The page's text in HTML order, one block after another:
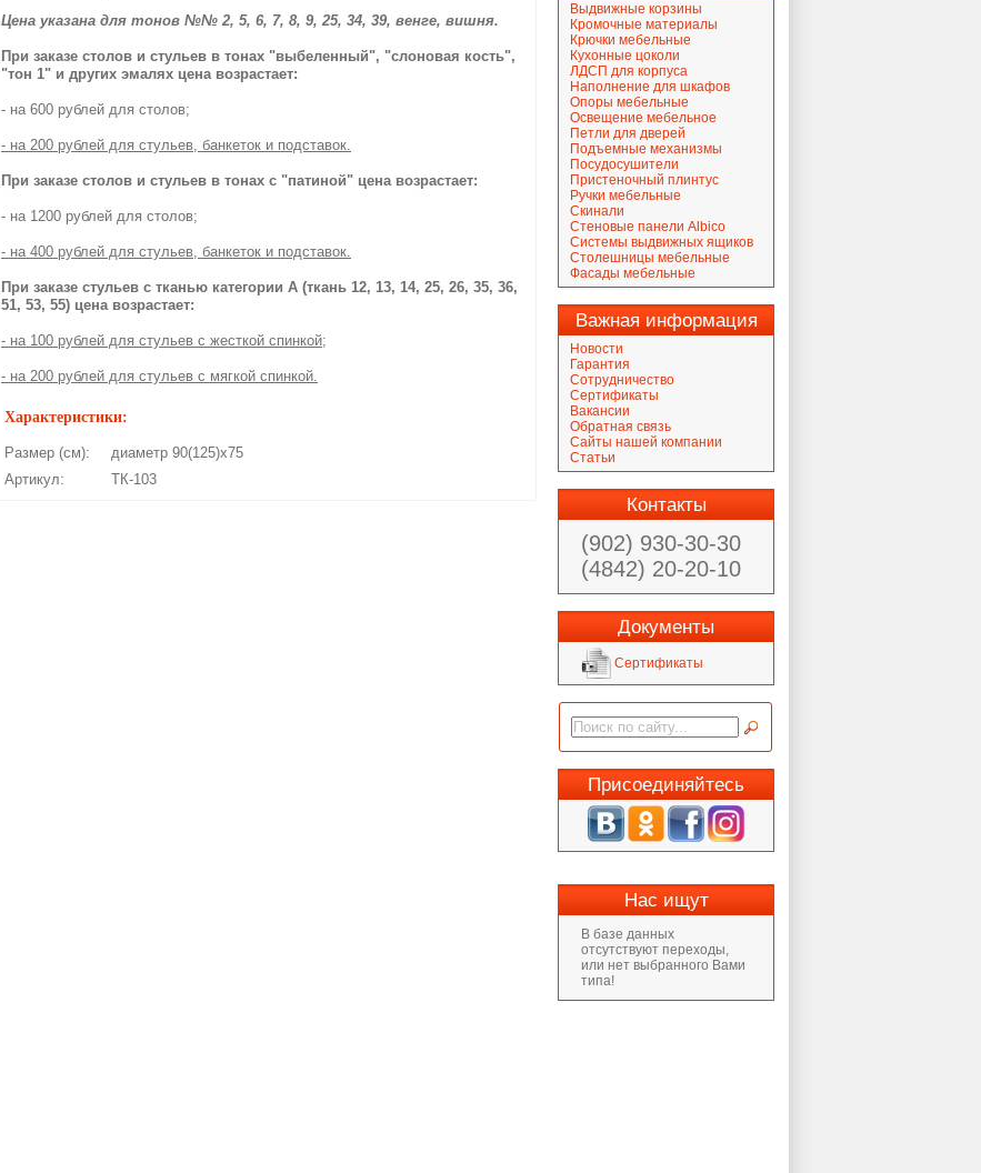
Цена указана для тонов №№ 2, 5, 6, 7, 8, 9, 25, 34, 39, венге, вишня.
При заказе столов и стульев в тонах "выбеленный", "слоновая кость",
"тон 1" и других эмалях цена возрастает:
- на 600 рублей для столов;
- на 200 рублей для стульев, банкеток и подставок.
При заказе столов и стульев в тонах с "патиной" цена возрастает:
- на 1200 рублей для столов;
- на 400 рублей для стульев, банкеток и подставок.
При заказе стульев с тканью категории А (ткань 12, 13, 14, 25, 26, 35, 36,
51, 53, 55) цена возрастает:
- на 100 рублей для стульев с жесткой спинкой;
- на 200 рублей для стульев с мягкой спинкой.
Характеристики:
Размер (см):
диаметр 90(125)х75
Артикул:
ТК-103
Выдвижные корзины
Кромочные материалы
Крючки мебельные
Кухонные цоколи
ЛДСП для корпуса
Наполнение для шкафов
Опоры мебельные
Освещение мебельное
Петли для дверей
Подъемные механизмы
Посудосушители
Пристеночный плинтус
Ручки мебельные
Скинали
Стеновые панели Albico
Системы выдвижных ящиков
Столешницы мебельные
Фасады мебельные
Важная информация
Новости
Гарантия
Сотрудничество
Сертификаты
Вакансии
Обратная связь
Сайты нашей компании
Статьи
Контакты
(902) 930-30-30
(4842) 20-20-10
Документы
Сертификаты
Присоединяйтесь
Нас ищут
В базе данных
отсутствуют переходы,
или нет выбранного Вами
типа!